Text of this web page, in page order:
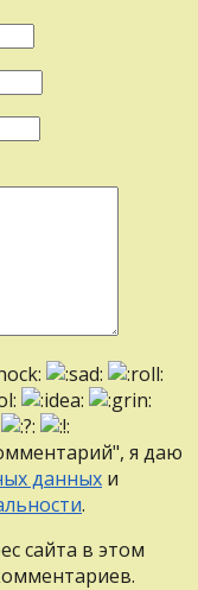
я даю
данных и
.
сайта в этом